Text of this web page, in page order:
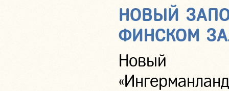
НОВЫЙ
ФИНСКОМ
Новый